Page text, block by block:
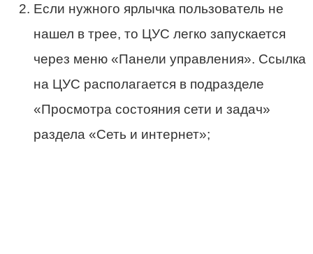
Если нужного ярлычка пользователь не
нашел в трее, то ЦУС легко запускается
через меню «Панели управления». Ссылка
на ЦУС располагается в подразделе
«Просмотра состояния сети и задач»
раздела «Сеть и интернет»;